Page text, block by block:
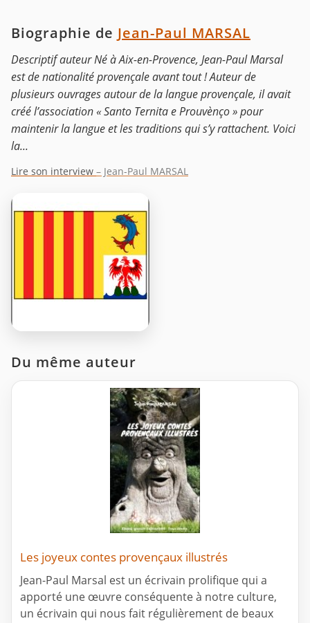
Biographie de Jean-Paul MARSAL
Descriptif auteur Né à Aix-en-Provence, Jean-Paul Marsal
est de nationalité provençale avant tout ! Auteur de
plusieurs ouvrages autour de la langue provençale, il avait
créé l’association « Santo Ternita e Prouvènço » pour
maintenir la langue et les traditions qui s’y rattachent. Voici
la...
Lire son interview – Jean-Paul MARSAL
Du même auteur
Les joyeux contes provençaux illustrés
Jean-Paul Marsal est un écrivain prolifique qui a
apporté une œuvre conséquente à notre culture,
un écrivain qui nous fait régulièrement de beaux